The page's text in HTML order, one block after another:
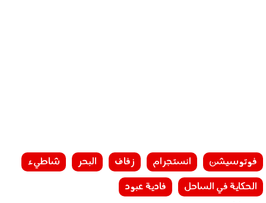
فوتوسيشن انستجرام زفاف البحر
شاطيء
الحكاية في الساحل
فادية عبود